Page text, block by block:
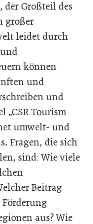
der Großteil des
großer
leidet durch
können
und
und
„CSR Tourism
umwelt- und
Fragen, die sich
sind: Wie viele
Beitrag
aus? Wie